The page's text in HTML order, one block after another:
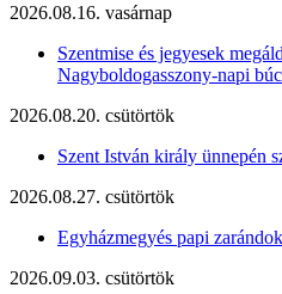
2026.08.16. vasárnap
Szentmise és jegyesek
Nagyboldogasszony-napi
2026.08.20. csütörtök
Szent István király ünnepén
2026.08.27. csütörtök
Egyházmegyés papi
2026.09.03. csütörtök